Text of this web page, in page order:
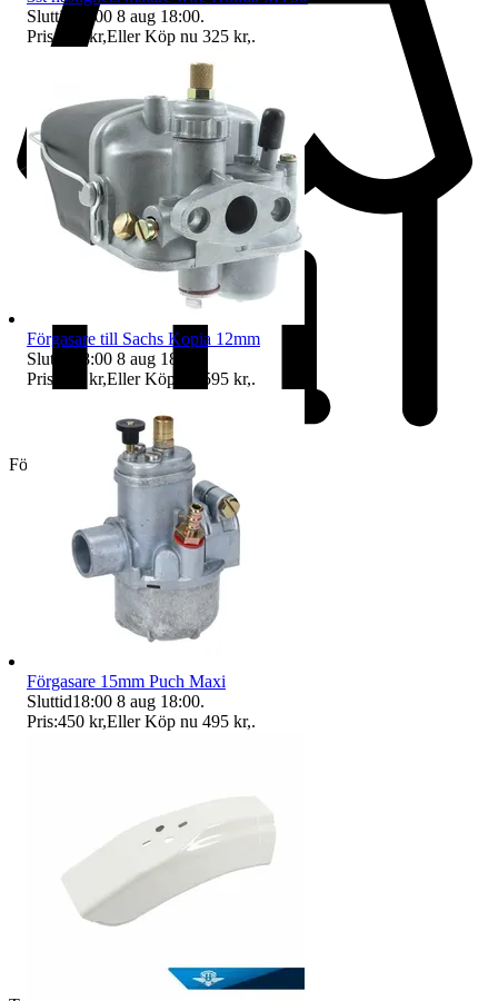
Företag
Sluttid
18:00 8 aug 18:00.
Pris: 300 kr,Eller Köp nu 325 kr,.
Förgasare till Sachs Kopia 12mm
Sluttid
18:00 8 aug 18:00
Pris:
590 kr,Eller Köp nu 595 kr,.
Förgasare 15mm Puch Maxi
Sluttid18:00 8 aug 18:00.
Pris:450 kr,Eller Köp nu 495 kr,.